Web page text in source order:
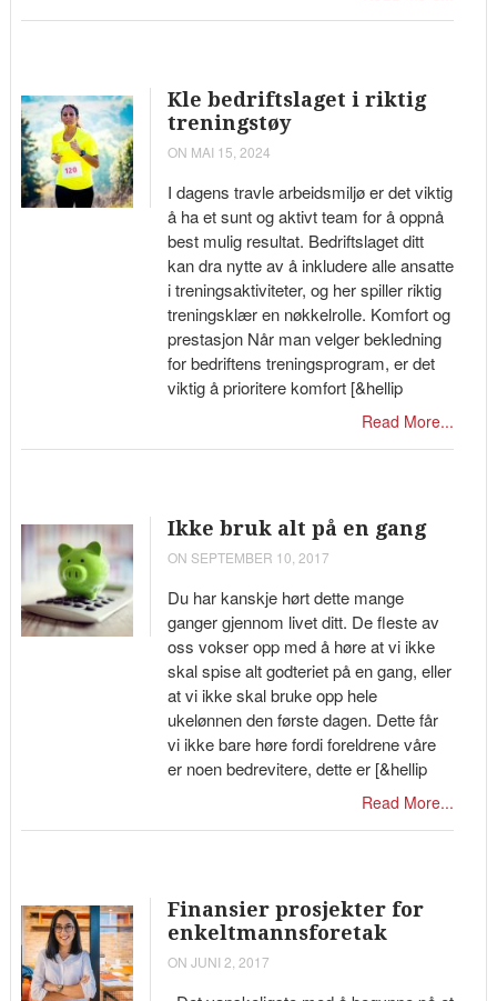
Kle bedriftslaget i riktig
treningstøy
ON MAI 15, 2024
I dagens travle arbeidsmiljø er det viktig
å ha et sunt og aktivt team for å oppnå
best mulig resultat. Bedriftslaget ditt
kan dra nytte av å inkludere alle ansatte
i treningsaktiviteter, og her spiller riktig
treningsklær en nøkkelrolle. Komfort og
prestasjon Når man velger bekledning
for bedriftens treningsprogram, er det
viktig å prioritere komfort [&hellip
Read More...
Ikke bruk alt på en gang
ON SEPTEMBER 10, 2017
Du har kanskje hørt dette mange
ganger gjennom livet ditt. De fleste av
oss vokser opp med å høre at vi ikke
skal spise alt godteriet på en gang, eller
at vi ikke skal bruke opp hele
ukelønnen den første dagen. Dette får
vi ikke bare høre fordi foreldrene våre
er noen bedrevitere, dette er [&hellip
Read More...
Finansier prosjekter for
enkeltmannsforetak
ON JUNI 2, 2017